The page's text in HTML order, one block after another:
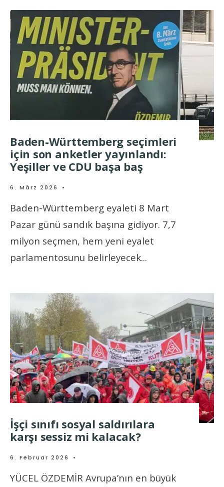
Baden-Württemberg seçimleri
için son anketler yayınlandı:
Yeşiller ve CDU başa baş
6. März 2026 •
Baden-Württemberg eyaleti 8 Mart
Pazar günü sandık başına gidiyor. 7,7
milyon seçmen, hem yeni eyalet
parlamentosunu belirleyecek...
İşçi sınıfı sosyal saldırılara
karşı sessiz mi kalacak?
6. Februar 2026 •
YÜCEL ÖZDEMİR Avrupa’nın en büyük